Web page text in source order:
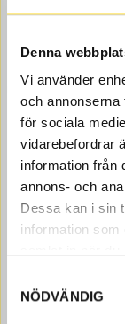
Denna
Vi använder
och annonserna
för sociala
vidarebefordrar
information från
annons- och
Dessa kan i sin
information som
NÖDVÄNDIG
500.00
Web stock
Åtgår1